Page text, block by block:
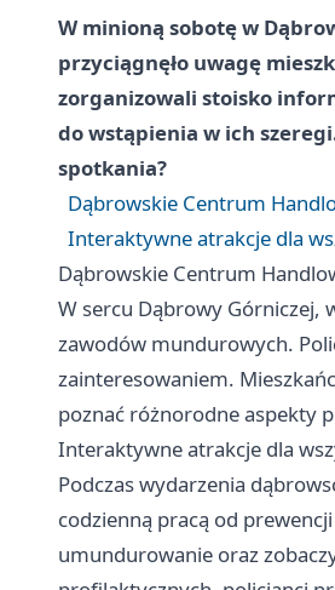
W minioną sobotę w
przyciągnęło uwagę
zorganizowali stoisko
do wstąpienia w ich
spotkania?
Dąbrowskie Centrum
Interaktywne atrakcje dla
Dąbrowskie Centrum
W sercu Dąbrowy Górniczej,
zawodów mundurowych.
zainteresowaniem.
poznać różnorodne aspekty
Interaktywne atrakcje dla
Podczas wydarzenia
codzienną pracą od
umundurowanie oraz